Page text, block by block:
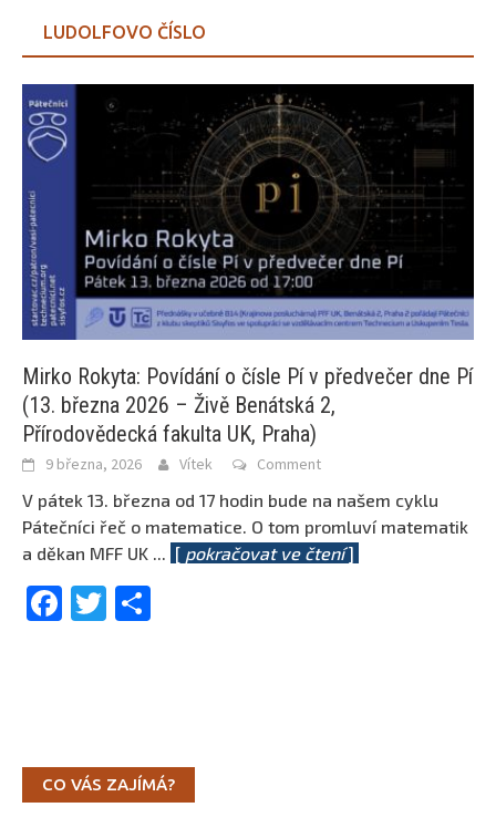
LUDOLFOVO ČÍSLO
Mirko Rokyta: Povídání o čísle Pí v předvečer dne Pí
(13. března 2026 – Živě Benátská 2,
Přírodovědecká fakulta UK, Praha)
9 března, 2026 Vítek Comment
V pátek 13. března od 17 hodin bude na našem cyklu
Pátečníci řeč o matematice. O tom promluví matematik
a děkan MFF UK ... [ pokračovat ve čtení]
Facebook
Twitter
CO VÁS ZAJÍMÁ?